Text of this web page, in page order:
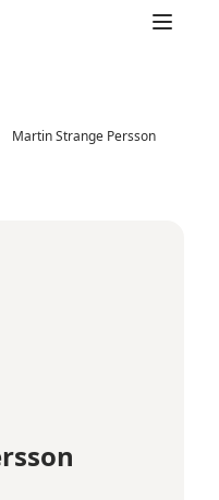
Martin Strange Persson